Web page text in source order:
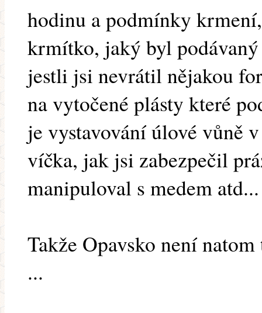
hodinu a podmínky
krmítko, jaký byl
jestli jsi nevrátil nějakou
na vytočené plásty které
je vystavování úlové vůně
víčka, jak jsi zabezpečil
manipuloval s medem atd...
Takže Opavsko není
...